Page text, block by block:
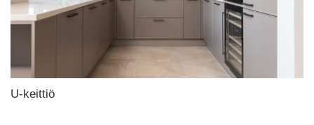
U-keittiö